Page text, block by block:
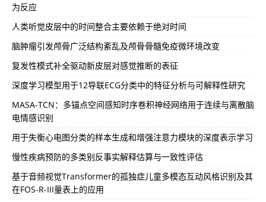
为反应
人类听觉皮层中的时间整合主要依赖于绝对时间
脑肿瘤引发颅骨广泛结构紊乱及颅骨骨髓免疫微环境改变
复发性模式补全驱动新皮层对感觉推断的表征
深度学习模型用于12导联ECG分类中的特征分析与可解释性研究
MASA-TCN：多锚点空间感知时序卷积神经网络用于连续与离散脑
电情感识别
用于失衡心电图分类的样本生成和增强注意力模块的深度表示学习
慢性疾病预防的多类别反事实解释估算与一致性评估
基于音频视觉Transformer的孤独症儿童多模态互动风格识别及其
在FOS-R-III量表上的应用